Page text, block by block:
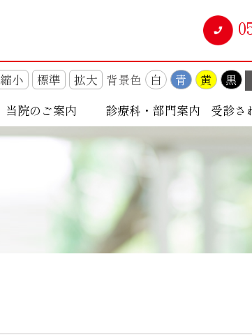
縮小 標準 拡大 背景色 白 青 黄 黒
当院のご案内 診療科・部門案内 受診さ